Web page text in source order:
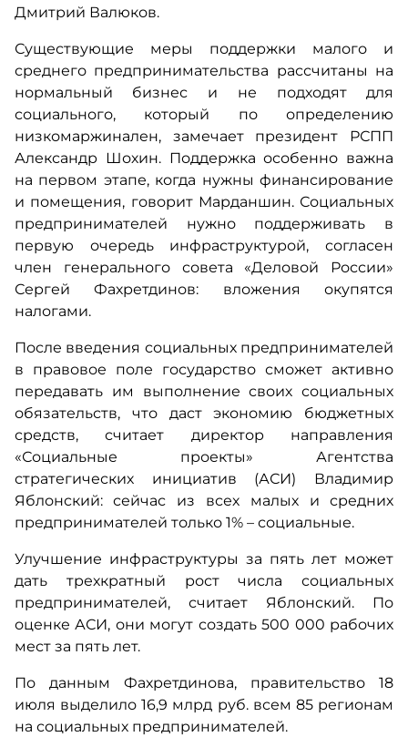
Дмитрий Валюков.
Существующие меры поддержки малого и
среднего предпринимательства рассчитаны на
нормальный бизнес и не подходят для
социального, который по определению
низкомаржинален, замечает президент РСПП
Александр Шохин. Поддержка особенно важна
на первом этапе, когда нужны финансирование
и помещения, говорит Марданшин. Социальных
предпринимателей нужно поддерживать в
первую очередь инфраструктурой, согласен
член генерального совета «Деловой России»
Сергей Фахретдинов: вложения окупятся
налогами.
После введения социальных предпринимателей
в правовое поле государство сможет активно
передавать им выполнение своих социальных
обязательств, что даст экономию бюджетных
средств, считает директор направления
«Социальные проекты» Агентства
стратегических инициатив (АСИ) Владимир
Яблонский: сейчас из всех малых и средних
предпринимателей только 1% – социальные.
Улучшение инфраструктуры за пять лет может
дать трехкратный рост числа социальных
предпринимателей, считает Яблонский. По
оценке АСИ, они могут создать 500 000 рабочих
мест за пять лет.
По данным Фахретдинова, правительство 18
июля выделило 16,9 млрд руб. всем 85 регионам
на социальных предпринимателей.